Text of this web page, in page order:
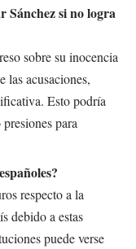
Sánchez si no logra
sobre su inocencia
las acusaciones,
Esto podría
para
respecto a la
debido a estas
puede verse